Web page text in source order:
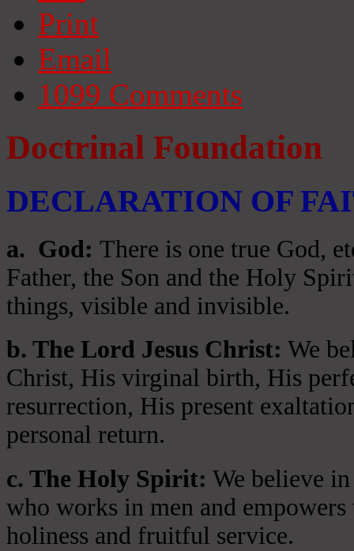
Print
Email
1099 Comments
Doctrinal Foundation
DECLARATION OF
a. God: There is one true God,
Father, the Son and the Holy
things, visible and invisible.
b. The Lord Jesus Christ: We
Christ, His virginal birth, His
resurrection, His present
personal return.
c. The Holy Spirit: We believe
who works in men and
holiness and fruitful service.